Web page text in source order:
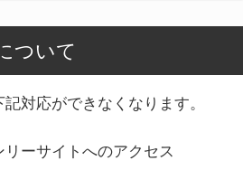
ついて
対応ができなくなります。
リーサイトへのアクセス